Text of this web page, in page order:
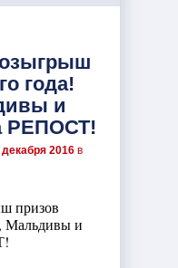
года!
и
РЕПОСТ!
декабря 2016 в